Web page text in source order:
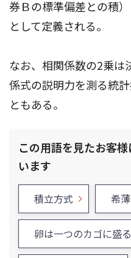
券Ｂの標準偏差との積）
として定義される。
なお、相関係数の2乗は
係式の説明力を測る統
ともある。
この用語を見たお客
います
積立方式 希
卵は一つのカゴに盛